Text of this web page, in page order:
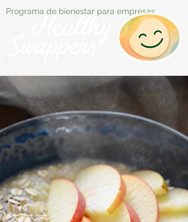
Programa de bienestar para empresas